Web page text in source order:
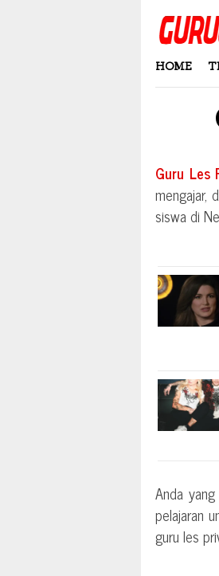
Skip
HOME
Guru Les
mengajar,
siswa di
Anda
pelajaran
guru les